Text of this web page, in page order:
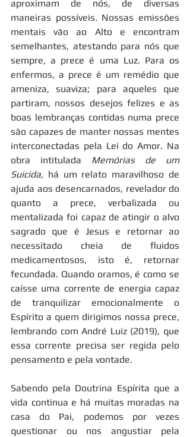
aproximam de nós, de diversas
maneiras possíveis. Nossas emissões
mentais vão ao Alto e encontram
semelhantes, atestando para nós que
sempre, a prece é uma Luz. Para os
enfermos, a prece é um remédio que
ameniza, suaviza; para aqueles que
partiram, nossos desejos felizes e as
boas lembranças contidas numa prece
são capazes de manter nossas mentes
interconectadas pela Lei do Amor. Na
obra intitulada Memórias de um
Suicida, há um relato maravilhoso de
ajuda aos desencarnados, revelador do
quanto a prece, verbalizada ou
mentalizada foi capaz de atingir o alvo
sagrado que é Jesus e retornar ao
necessitado cheia de fluidos
medicamentosos, isto é, retornar
fecundada. Quando oramos, é como se
caísse uma corrente de energia capaz
de tranquilizar emocionalmente o
Espírito a quem dirigimos nossa prece,
lembrando com André Luiz (2019), que
essa corrente precisa ser regida pelo
pensamento e pela vontade.
Sabendo pela Doutrina Espírita que a
vida continua e há muitas moradas na
casa do Pai, podemos por vezes
questionar ou nos angustiar pela